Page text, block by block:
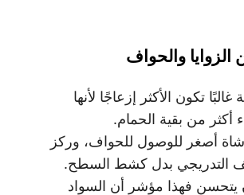
الزوايا والحواف
تكون الأكثر إزعاجًا لأنها
أكثر من بقية الحمام.
أصغر للوصول للحواف، وركز
التدريجي بدل كشط السطح.
يتحسن فهذا مؤشر أن السواد